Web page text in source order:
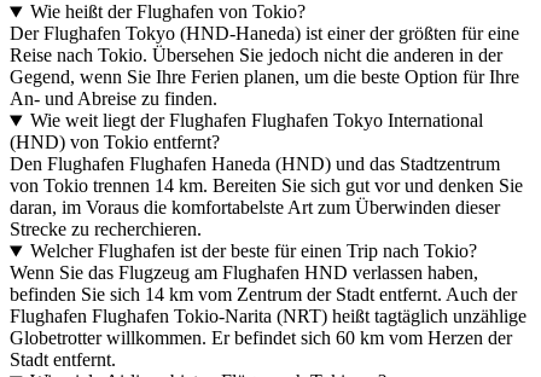
Wie heißt der Flughafen von Tokio?
Der Flughafen Tokyo (HND-Haneda) ist einer der größten für eine
Reise nach Tokio. Übersehen Sie jedoch nicht die anderen in der
Gegend, wenn Sie Ihre Ferien planen, um die beste Option für Ihre
An- und Abreise zu finden.
Wie weit liegt der Flughafen Flughafen Tokyo International
(HND) von Tokio entfernt?
Den Flughafen Flughafen Haneda (HND) und das Stadtzentrum
von Tokio trennen 14 km. Bereiten Sie sich gut vor und denken Sie
daran, im Voraus die komfortabelste Art zum Überwinden dieser
Strecke zu recherchieren.
Welcher Flughafen ist der beste für einen Trip nach Tokio?
Wenn Sie das Flugzeug am Flughafen HND verlassen haben,
befinden Sie sich 14 km vom Zentrum der Stadt entfernt. Auch der
Flughafen Flughafen Tokio-Narita (NRT) heißt tagtäglich unzählige
Globetrotter willkommen. Er befindet sich 60 km vom Herzen der
Stadt entfernt.